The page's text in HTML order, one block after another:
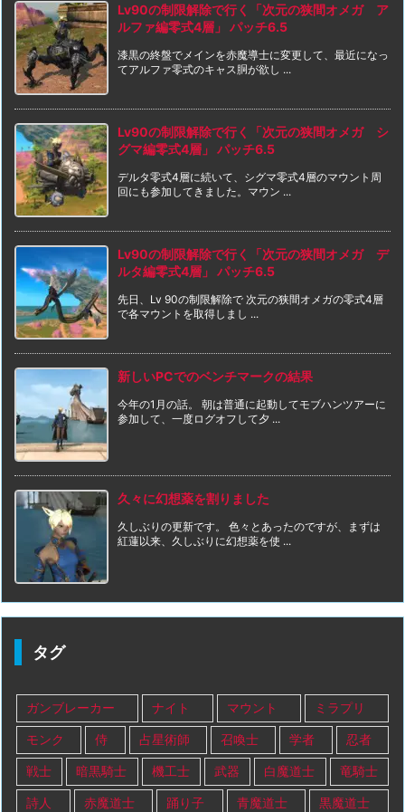
Lv90の制限解除で行く「次元の狭間オメガ ア
ルファ編零式4層」 パッチ6.5
漆黒の終盤でメインを赤魔導士に変更して、最近になっ
てアルファ零式のキャス胴が欲し ...
Lv90の制限解除で行く「次元の狭間オメガ シ
グマ編零式4層」 パッチ6.5
デルタ零式4層に続いて、シグマ零式4層のマウント周
回にも参加してきました。マウン ...
Lv90の制限解除で行く「次元の狭間オメガ デ
ルタ編零式4層」 パッチ6.5
先日、Lv 90の制限解除で 次元の狭間オメガの零式4層
で各マウントを取得しまし ...
新しいPCでのベンチマークの結果
今年の1月の話。 朝は普通に起動してモブハンツアーに
参加して、一度ログオフして夕 ...
久々に幻想薬を割りました
久しぶりの更新です。 色々とあったのですが、まずは
紅蓮以来、久しぶりに幻想薬を使 ...
タグ
ガンブレーカー ナイト マウント ミラプリ
モンク 侍 占星術師 召喚士 学者 忍者
戦士 暗黒騎士 機工士 武器 白魔道士 竜騎士
詩人 赤魔道士 踊り子 青魔道士 黒魔道士